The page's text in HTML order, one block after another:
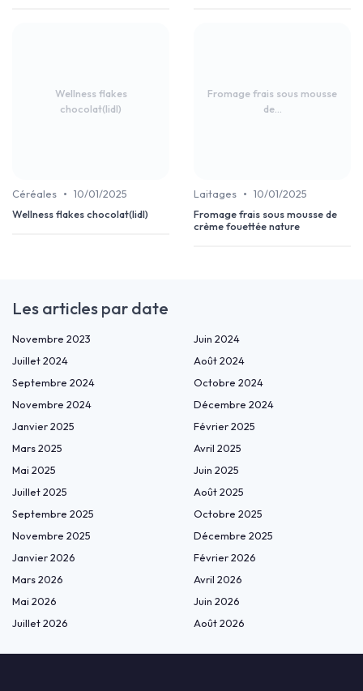
Wellness flakes
chocolat(lidl)
Céréales • 10/01/2025
Wellness flakes chocolat(lidl)
Fromage frais sous mousse
de...
Laitages • 10/01/2025
Fromage frais sous mousse de
crème fouettée nature
Les articles par date
Novembre 2023
Juin 2024
Juillet 2024
Août 2024
Septembre 2024
Octobre 2024
Novembre 2024
Décembre 2024
Janvier 2025
Février 2025
Mars 2025
Avril 2025
Mai 2025
Juin 2025
Juillet 2025
Août 2025
Septembre 2025
Octobre 2025
Novembre 2025
Décembre 2025
Janvier 2026
Février 2026
Mars 2026
Avril 2026
Mai 2026
Juin 2026
Juillet 2026
Août 2026